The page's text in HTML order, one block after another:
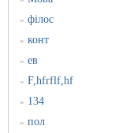
» філос
» конт
» ев
» F,hfrflf,hf
» 134
» пол